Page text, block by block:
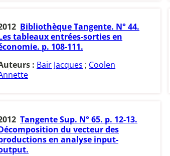
Bibliothèque Tangente. N° 44.
tableaux entrées-sorties en
p. 108-111.
: Bair Jacques ; Coolen
Tangente Sup. N° 65. p. 12-13.
du vecteur des
en analyse input-